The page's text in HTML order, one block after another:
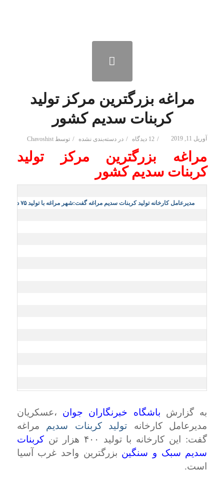
مراغه بزرگترین مرکز تولید
کربنات سدیم کشور
آوریل 11, 2019 / 12 دیدگاه / دردسته‌بندی نشده / توسطChavoshist
مراغه بزرگترین مرکز تولید
کربنات سدیم کشور
مدیرعامل کارخانه تولید کربنات سدیم مراغه گفت:شهر مراغه با تولید ۷۵ درصد کربنات سدیم کشور بزرگترین مرکز تولید این محصول در کشور است.
به گزارش باشگاه خبرنگاران جوان ،عسکریان
مدیرعامل کارخانه تولید کربنات سدیم مراغه
گفت: این کارخانه با تولید ۴۰۰ هزار تن
کربنات
سدیم سبک و سنگین بزرگترین واحد غرب آسیا
است.